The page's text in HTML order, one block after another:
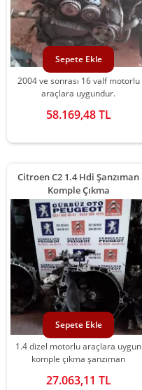
2004 ve sonrası 16 valf motorlu
araçlara uygundur.
58.169,48 TL
Sepete Ekle
Citroen C2 1.4 Hdi Şanzıman
Komple Çıkma
1.4 dizel motorlu araçlara uygun
komple çıkma şanzıman
27.063,11 TL
Sepete Ekle